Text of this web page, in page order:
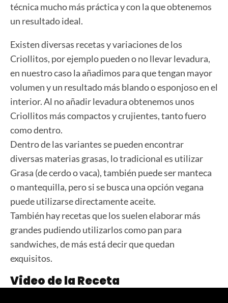
técnica mucho más práctica y con la que obtenemos
un resultado ideal.
Existen diversas recetas y variaciones de los
Criollitos, por ejemplo pueden o no llevar levadura,
en nuestro caso la añadimos para que tengan mayor
volumen y un resultado más blando o esponjoso en el
interior. Al no añadir levadura obtenemos unos
Criollitos más compactos y crujientes, tanto fuero
como dentro.
Dentro de las variantes se pueden encontrar
diversas materias grasas, lo tradicional es utilizar
Grasa (de cerdo o vaca), también puede ser manteca
o mantequilla, pero si se busca una opción vegana
puede utilizarse directamente aceite.
También hay recetas que los suelen elaborar más
grandes pudiendo utilizarlos como pan para
sandwiches, de más está decir que quedan
exquisitos.
Video de la Receta